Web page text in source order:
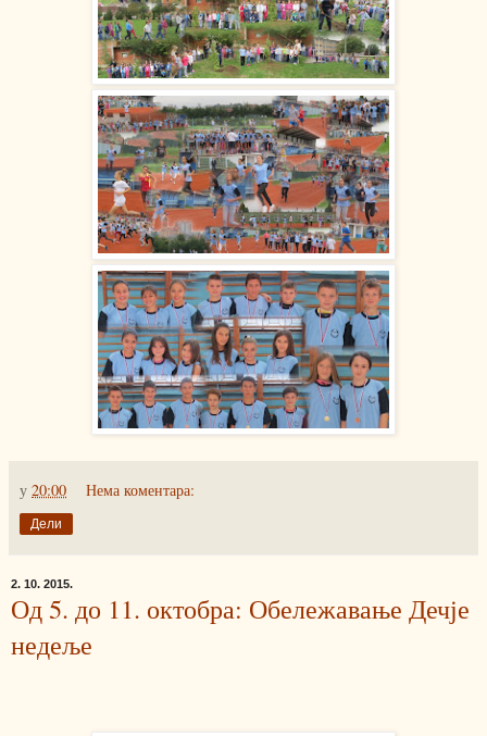
у 20:00 Нема коментара:
Дели
2. 10. 2015.
Од 5. до 11. октобра: Обележавање Дечје
недеље